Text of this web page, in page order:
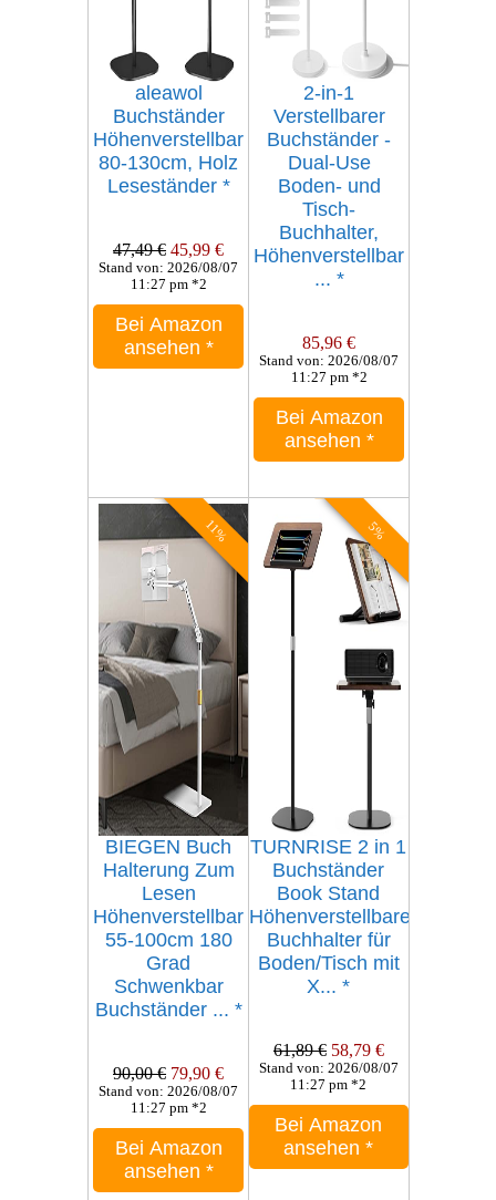
aleawol
Buchständer
Höhenverstellbar
80-130cm, Holz
Leseständer *
47,49 € 45,99 €
Stand von: 2026/08/07
11:27 pm *2
Bei Amazon
ansehen *
2-in-1
Verstellbarer
Buchständer -
Dual-Use
Boden- und
Tisch-
Buchhalter,
Höhenverstellbar
... *
85,96 €
Stand von: 2026/08/07
11:27 pm *2
Bei Amazon
ansehen *
11%
BIEGEN Buch
Halterung Zum
Lesen
Höhenverstellbar
55-100cm 180
Grad
Schwenkbar
Buchständer ... *
90,00 € 79,90 €
Stand von: 2026/08/07
11:27 pm *2
Bei Amazon
ansehen *
5%
TURNRISE 2 in 1
Buchständer
Book Stand
Höhenverstellbarer
Buchhalter für
Boden/Tisch mit
X...*
61,89 € 58,79 €
Stand von: 2026/08/07
11:27 pm *2
Bei Amazon
ansehen*